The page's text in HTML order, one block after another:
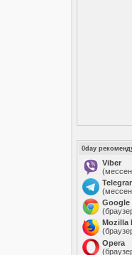
0day
Viber
Google
Mozilla
Opera